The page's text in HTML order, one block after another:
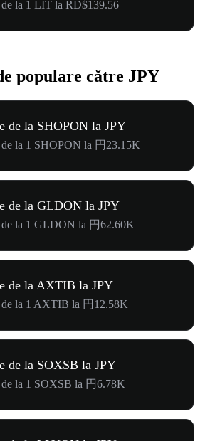
de la 1 LIT la RD$139.56
populare către JPY
de la SHOPON la JPY
de la 1 SHOPON la 円23.15K
de la GLDON la JPY
de la 1 GLDON la 円62.60K
de la AXTIB la JPY
de la 1 AXTIB la 円12.58K
de la SOXSB la JPY
de la 1 SOXSB la 円6.78K